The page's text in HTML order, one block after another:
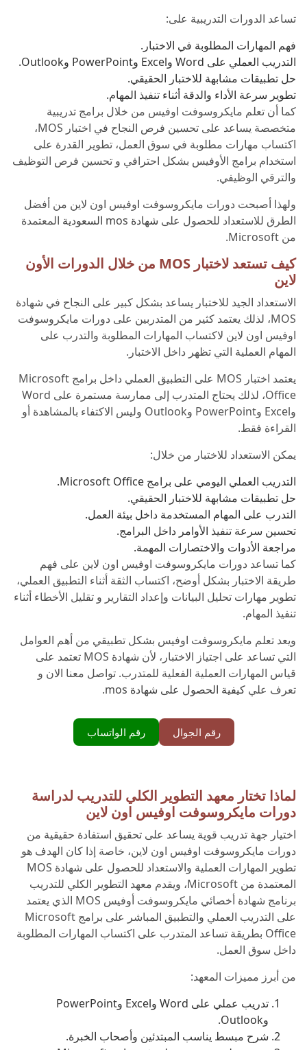
تساعد الدورات التدريبية على:
فهم المهارات المطلوبة في الاختبار.
التدريب العملي على Word وExcel وPowerPoint وOutlook.
حل تطبيقات مشابهة للاختبار الحقيقي.
تطوير سرعة الأداء والدقة أثناء تنفيذ المهام.
كما أن تعلم مايكروسوفت اوفيس من خلال برامج تدريبية
متخصصة يساعد على تحسين فرص النجاح في اختبار MOS،
اكتساب مهارات مطلوبة في سوق العمل، تطوير القدرة على
استخدام برامج الأوفيس بشكل احترافي و تحسين فرص التوظيف
والترقي الوظيفي.
ولهذا أصبحت دورات مايكروسوفت اوفيس اون لاين من أفضل
الطرق للاستعداد للحصول على شهادة mos السعودية
المعتمدة
من Microsoft.
كيف تستعد لاختبار MOS من خلال الدورات الأون
لاين
الاستعداد الجيد للاختبار يساعد بشكل كبير على النجاح في شهادة
MOS، لذلك يعتمد كثير من المتدربين على دورات مايكروسوفت
اوفيس اون لاين لاكتساب المهارات المطلوبة والتدرب على
المهام العملية التي تظهر داخل الاختبار.
يعتمد اختبار MOS على التطبيق العملي داخل برامج Microsoft
Office، لذلك يحتاج المتدرب إلى ممارسة مستمرة على Word
وExcel وPowerPoint وOutlook وليس الاكتفاء بالمشاهدة أو
القراءة فقط.
يمكن الاستعداد للاختبار من خلال:
التدريب العملي اليومي على برامج Microsoft Office.
حل تطبيقات مشابهة للاختبار الحقيقي.
التدرب على المهام المستخدمة داخل بيئة العمل.
تحسين سرعة تنفيذ الأوامر داخل البرامج.
مراجعة الأدوات والاختصارات المهمة.
كما تساعد دورات مايكروسوفت اوفيس اون لاين على فهم
طريقة الاختبار بشكل أوضح، اكتساب الثقة أثناء التطبيق العملي،
تطوير مهارات تحليل البيانات وإعداد التقارير و تقليل الأخطاء أثناء
تنفيذ المهام.
ويعد تعلم مايكروسوفت اوفيس بشكل تطبيقي من أهم العوامل
التي تساعد على اجتياز الاختبار، لأن شهادة MOS تعتمد على
قياس المهارات العملية الفعلية للمتدرب. تواصل معنا الان و
تعرف علي كيفية الحصول على شهادة mos .
رقم الجوال رقم الواتساب
لماذا تختار معهد التطوير الكلي للتدريب لدراسة
دورات مايكروسوفت اوفيس اون لاين
اختيار جهة تدريب قوية يساعد على تحقيق استفادة حقيقية من
دورات مايكروسوفت اوفيس اون لاين، خاصة إذا كان الهدف هو
تطوير المهارات العملية والاستعداد للحصول على شهادة MOS
المعتمدة من Microsoft، ويقدم معهد التطوير الكلي للتدريب
برنامج شهادة أخصائي مايكروسوفت أوفيس MOS الذي يعتمد
على التدريب العملي والتطبيق المباشر على برامج Microsoft
Office بطريقة تساعد المتدرب على اكتساب المهارات المطلوبة
داخل سوق العمل.
من أبرز مميزات المعهد:
تدريب عملي على Word وExcel وPowerPoint
وOutlook.
شرح مبسط يناسب المبتدئين وأصحاب الخبرة.